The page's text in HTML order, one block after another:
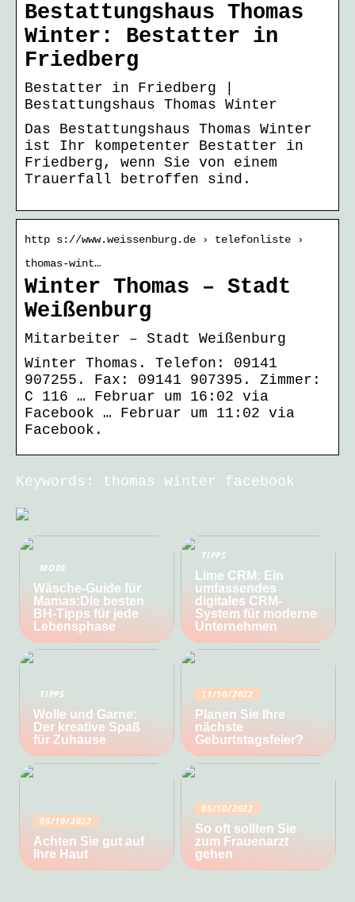
Bestattungshaus Thomas
Winter: Bestatter in
Friedberg
Bestatter in Friedberg |
Bestattungshaus Thomas Winter
Das Bestattungshaus Thomas Winter
ist Ihr kompetenter Bestatter in
Friedberg, wenn Sie von einem
Trauerfall betroffen sind.
http s://www.weissenburg.de › telefonliste ›
thomas-wint…
Winter Thomas – Stadt
Weißenburg
Mitarbeiter – Stadt Weißenburg
Winter Thomas. Telefon: 09141
907255. Fax: 09141 907395. Zimmer:
C 116 … Februar um 16:02 via
Facebook … Februar um 11:02 via
Facebook.
Keywords: thomas winter facebook
MODE
Wäsche-Guide für
Mamas:Die besten
BH-Tipps für jede
Lebensphase
TIPPS
Lime CRM: Ein
umfassendes
digitales CRM-
System für moderne
Unternehmen
TIPPS
Wolle und Garne:
Der kreative Spaß
für Zuhause
11/10/2022
Planen Sie Ihre
nächste
Geburtstagsfeier?
06/10/2022
Achten Sie gut auf
Ihre Haut
05/10/2022
So oft sollten Sie
zum Frauenarzt
gehen